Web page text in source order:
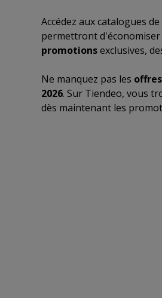
Accédez aux catalogues de
permettront d'économiser
promotionsexclusives,
Ne manquez pas les offres
2026. Sur Tiendeo, vous
dès maintenant les